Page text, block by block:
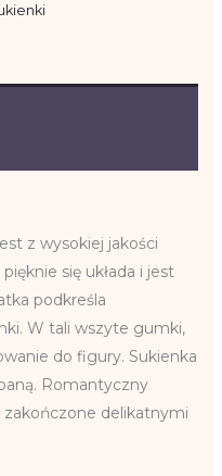
z wysokiej jakości
się układa i jest
podkreśla
W tali wszyte gumki,
do figury. Sukienka
Romantyczny
delikatnymi